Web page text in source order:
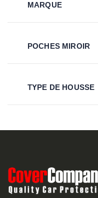
MARQUE
POCHES MIROIR
TYPE DE HOUSSE